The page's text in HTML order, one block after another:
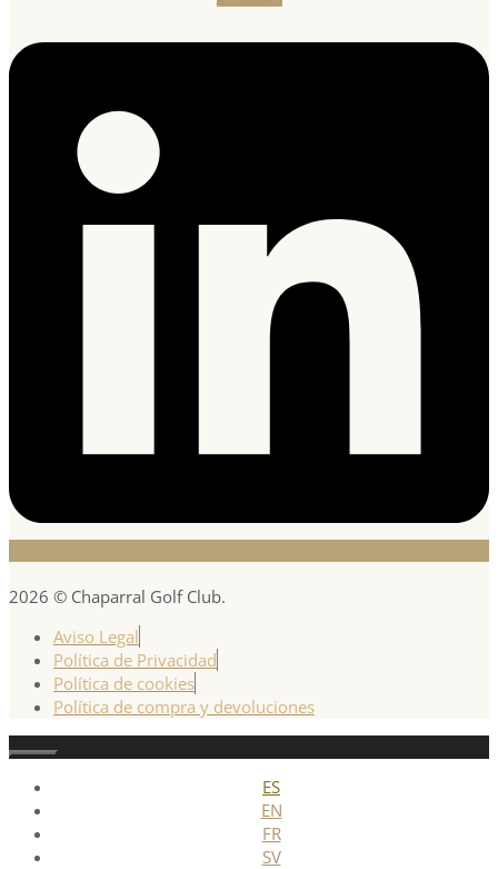
2026 © Chaparral Golf Club.
Aviso Legal
Política de Privacidad
Política de cookies
Política de compra y devoluciones
Cerrar
ES
EN
FR
SV